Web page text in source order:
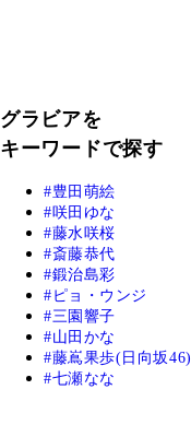
グラビアを
キーワードで探す
豊田萌絵
咲田ゆな
藤水咲桜
斎藤恭代
鍛治島彩
ピョ・ウンジ
三園響子
山田かな
藤嶌果歩(日向坂46)
七瀬なな